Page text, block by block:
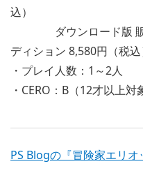
込）
ダウンロード版 販売
ディション 8,580円（税込
・プレイ人数：1～2人
・CERO：B（12才以上対
PS Blogの『冒険家エリ